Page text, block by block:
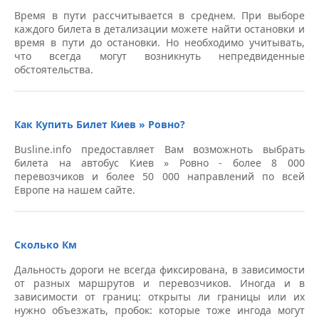
Автобусная остановка, ул. Киевская, 26Б (ПриватБанк)
– Автовокзалы Ровно
Автовокзал “Чайка”, ул. Гагарина, 16б – Автовокзалы
АЗС “OKKO”, ул. Киевская, 84 – Автовокзалы Ровно
Автобусная остановка “Луцкое кольцо” – Автовокзалы
Ровно
Aвтовокзал, ул. Киевская, 40 – Автовокзалы Ровно
Подорожник), ул. Киевская, 77 – Автовокзалы Ровно
Автобусная остановка, ТЦ “Политон”, ул. Киевская, 15 –
Автовокзалы Ровно
Автобусная остановка, ул. Макарова, 23, ТЦ “Экватор”
Станция метро “Вырлица”, пр-т Николая Бажана –
Автовокзалы Киев
Автобусная остановка, ул. Льва Толстого, 63 –
Автовокзалы Киев
Автобусная остановка, пр-т Победы, 138, возле
McDonalds – Автовокзалы Киев
Автовокзал “Центральный”, пр-т Науки, 1 (остановка
Станция метро “Бориспольская”, Бориспольское
шоссе – Автовокзалы Киев
Время в пути рассчитывается в среднем. При выборе
каждого билета в детализации можете найти остановки и
время в пути до остановки. Но необходимо учитывать,
что всегда могут возникнуть непредвиденные
обстоятельства.
Как Купить Билет Киев » Ровно?
Busline.info предоставляет Вам возможноть выбрать
билета на автобус Киев » Ровно - более 8 000
перевозчиков и более 50 000 направлений по всей
Европе на нашем сайте.
Сколько Км
Дальность дороги не всегда фиксирована, в зависимости
от разных маршрутов и перевозчиков. Иногда и в
зависимости от границ: открыты ли границы или их
нужно объезжать, пробок: которые тоже ингода могут